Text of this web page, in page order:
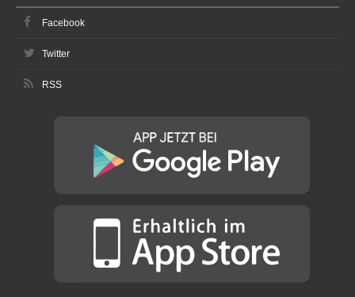
Facebook
Twitter
RSS